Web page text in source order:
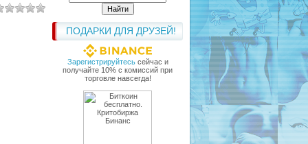
ПОДАРКИ ДЛЯ ДРУЗЕЙ!
Зарегистрируйтесьсейчас и
получайте 10% с комиссий при
торговле навсегда!